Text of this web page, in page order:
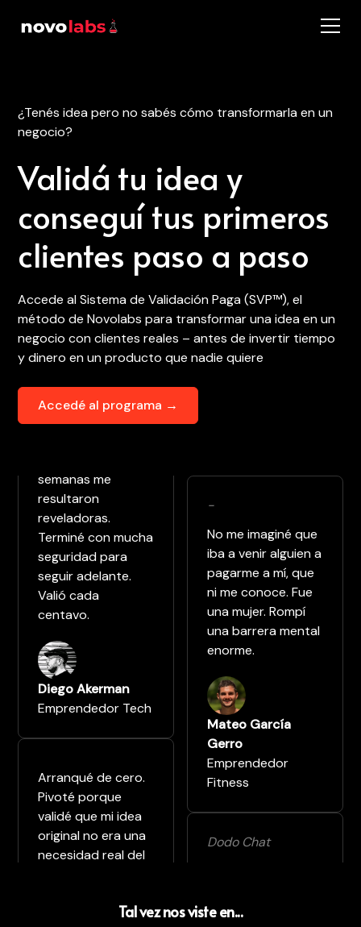
¿Tenés idea pero no sabés cómo transformarla en un
negocio?
Validá tu idea y
conseguí tus primeros
clientes paso a paso
Accede al Sistema de Validación Paga (SVP™), el
método de Novolabs para transformar una idea en un
negocio con clientes reales – antes de invertir tiempo
y dinero en un producto que nadie quiere
Accedé al programa →
Estaba muy
semanas me
resultaron
reveladoras.
Terminé con mucha
seguridad para
seguir adelante.
Valió cada
centavo.
Diego Akerman
Emprendedor Tech
Arranqué de cero.
Pivoté porque
validé que mi idea
original no era una
necesidad real del
-
No me imaginé que
iba a venir alguien a
pagarme a mí, que
ni me conoce. Fue
una mujer. Rompí
una barrera mental
enorme.
Mateo García
Gerro
Emprendedor
Fitness
Dodo Chat
programa no
Tal vez nos viste en...